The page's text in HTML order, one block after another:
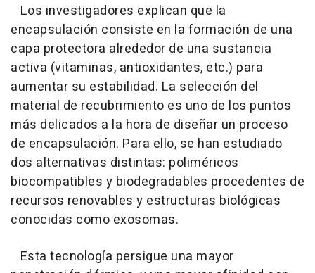
Los investigadores explican que la
encapsulación consiste en la formación de una
capa protectora alrededor de una sustancia
activa (vitaminas, antioxidantes, etc.) para
aumentar su estabilidad. La selección del
material de recubrimiento es uno de los puntos
más delicados a la hora de diseñar un proceso
de encapsulación. Para ello, se han estudiado
dos alternativas distintas: poliméricos
biocompatibles y biodegradables procedentes de
recursos renovables y estructuras biológicas
conocidas como exosomas.
Esta tecnología persigue una mayor